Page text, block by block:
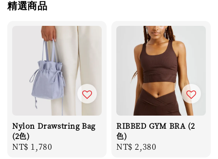
精選商品
Nylon Drawstring Bag
(2色)
Regular
NT$ 1,780
RIBBED GYM BRA (2
色)
Regular
NT$ 2,380